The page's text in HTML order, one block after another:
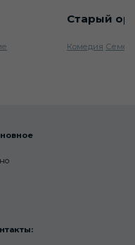
Старый
Комедия